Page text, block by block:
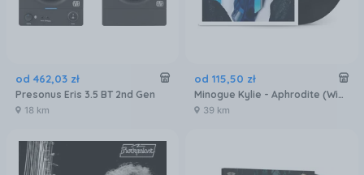
od 462,03 zł
Presonus Eris 3.5 BT 2nd Gen
18 km
od 115,50 zł
Minogue Kylie - Aphrodite (Winyl)
39 km